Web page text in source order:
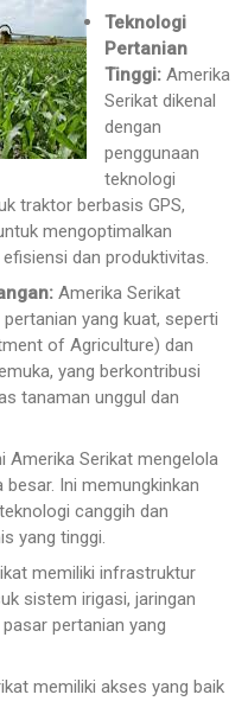
Teknologi
Pertanian
Tinggi: Amerika
Serikat dikenal
dengan
penggunaan
teknologi
traktor berbasis GPS,
mengoptimalkan
dan produktivitas.
Amerika Serikat
yang kuat, seperti
of Agriculture) dan
yang berkontribusi
tanaman unggul dan
Amerika Serikat mengelola
Ini memungkinkan
canggih dan
yang tinggi.
memiliki infrastruktur
sistem irigasi, jaringan
pertanian yang
memiliki akses yang baik